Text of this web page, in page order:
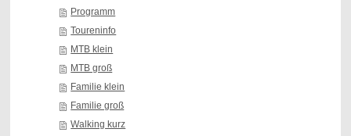
Programm
Toureninfo
MTB klein
MTB groß
Familie klein
Familie groß
Walking kurz